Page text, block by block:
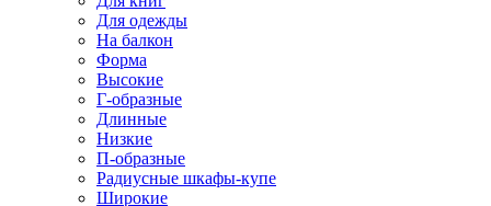
Для одежды
На балкон
Форма
Высокие
Г-образные
Длинные
Низкие
П-образные
Радиусные шкафы-купе
Широкие